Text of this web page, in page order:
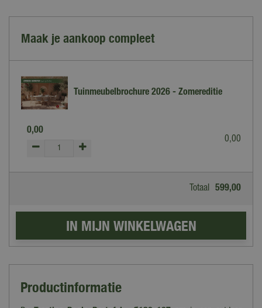
Maak je aankoop compleet
Tuinmeubelbrochure 2026 - Zomereditie
0,00
0,00
Totaal 599,00
Productinformatie